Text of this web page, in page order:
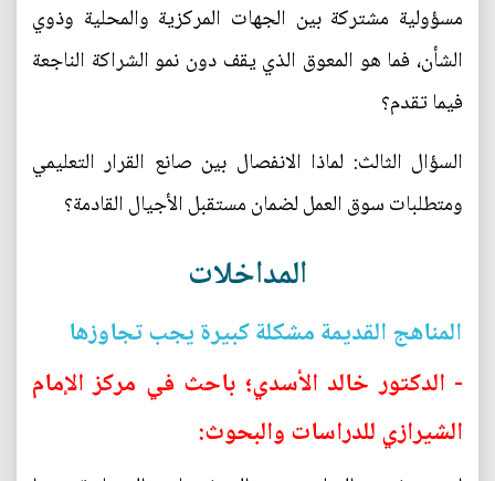
مسؤولية مشتركة بين الجهات المركزية والمحلية وذوي
الشأن، فما هو المعوق الذي يقف دون نمو الشراكة الناجعة
فيما تقدم؟
السؤال الثالث: لماذا الانفصال بين صانع القرار التعليمي
ومتطلبات سوق العمل لضمان مستقبل الأجيال القادمة؟
المداخلات
المناهج القديمة مشكلة كبيرة يجب تجاوزها
- الدكتور خالد الأسدي؛ باحث في مركز الإمام
الشيرازي للدراسات والبحوث: